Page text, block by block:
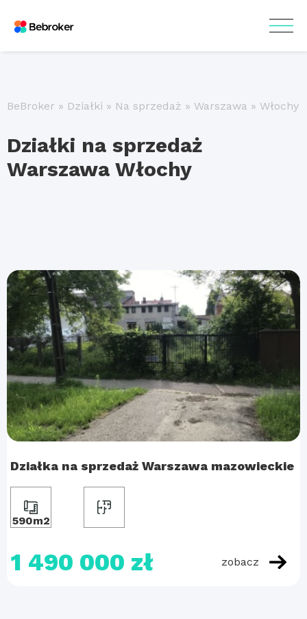
BeBroker » Działki » Na sprzedaż » Warszawa » Włochy
Działki na sprzedaż
Warszawa Włochy
Działka na sprzedaż Warszawa mazowieckie
590m2
1 490 000 zł zobacz